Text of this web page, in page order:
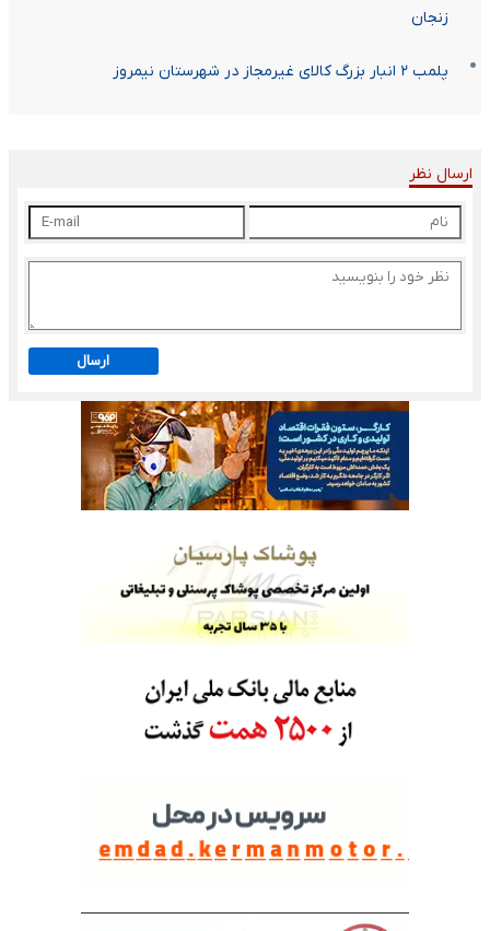
زنجان
پلمب ۲ انبار بزرگ کالای غیرمجاز در شهرستان نیمروز
ارسال نظر
ارسال